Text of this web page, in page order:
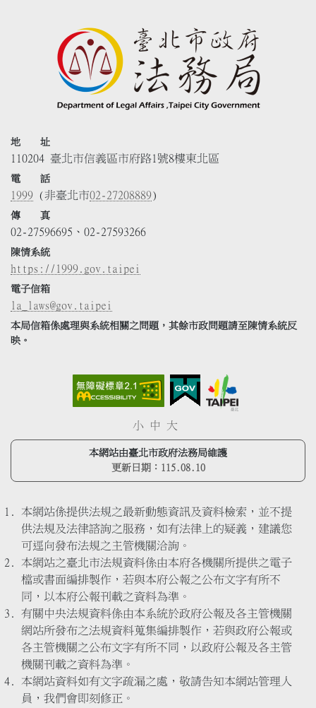
地 址
110204 臺北市信義區市府路1號8樓東北區
電 話
1999 (非臺北市02-27208889)
傳 真
02-27596695、02-27593266
陳情系統
https://1999.gov.taipei
電子信箱
la_laws@gov.taipei
本局信箱係處理與系統相關之問題，其餘市政問題請至陳情系統反
映。
小 中 大
本網站由臺北市政府法務局維護
更新日期： 115.08.10
本網站係提供法規之最新動態資訊及資料檢索，並不提
供法規及法律諮詢之服務，如有法律上的疑義，建議您
可逕向發布法規之主管機關洽詢。
本網站之臺北市法規資料係由本府各機關所提供之電子
檔或書面編排製作，若與本府公報之公布文字有所不
同，以本府公報刊載之資料為準。
有關中央法規資料係由本系統於政府公報及各主管機關
網站所發布之法規資料蒐集編排製作，若與政府公報或
各主管機關之公布文字有所不同，以政府公報及各主管
機關刊載之資料為準。
本網站資料如有文字疏漏之處，敬請告知本網站管理人
員，我們會即刻修正。